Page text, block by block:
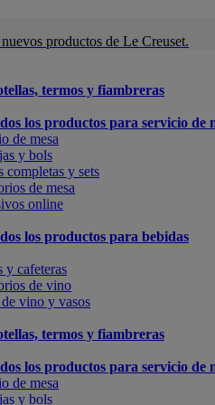
productos de Le Creuset.
termos y fiambreras
los productos para servicio de
de mesa
y bols
completas y sets
de mesa
online
los productos para bebidas
y cafeteras
de vino
vino y vasos
termos y fiambreras
los productos para servicio de
de mesa
y bols